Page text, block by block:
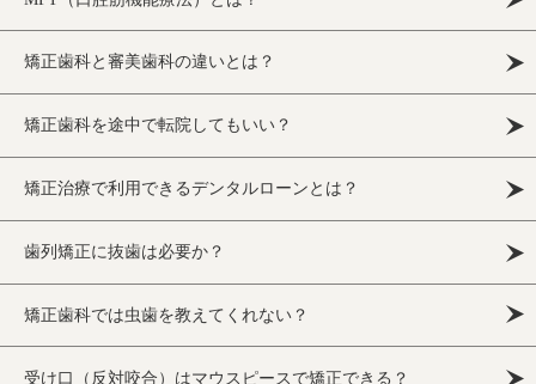
矯正歯科と審美歯科の違いとは？
矯正歯科を途中で転院してもいい？
矯正治療で利用できるデンタルローンとは？
歯列矯正に抜歯は必要か？
矯正歯科では虫歯を教えてくれない？
受け口（反対咬合）はマウスピースで矯正できる？